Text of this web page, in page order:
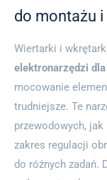
do montażu
Wiertarki i
elektronarzędzi
mocowanie
trudniejsze. Te
przewodowych,
zakres regulacji
do różnych zadań.